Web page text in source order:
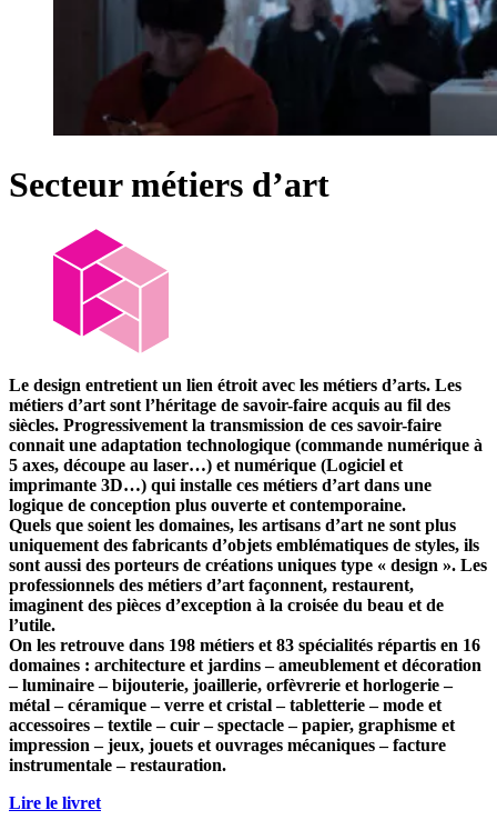
Secteur métiers d’art
Le design entretient un lien étroit avec les métiers d’arts. Les
métiers d’art sont l’héritage de savoir-faire acquis au fil des
siècles. Progressivement la transmission de ces savoir-faire
connait une adaptation technologique (commande numérique à
5 axes, découpe au laser…) et numérique (Logiciel et
imprimante 3D…) qui installe ces métiers d’art dans une
logique de conception plus ouverte et contemporaine.
Quels que soient les domaines, les artisans d’art ne sont plus
uniquement des fabricants d’objets emblématiques de styles, ils
sont aussi des porteurs de créations uniques type « design ». Les
professionnels des métiers d’art façonnent, restaurent,
imaginent des pièces d’exception à la croisée du beau et de
l’utile.
On les retrouve dans 198 métiers et 83 spécialités répartis en 16
domaines : architecture et jardins – ameublement et décoration
– luminaire – bijouterie, joaillerie, orfèvrerie et horlogerie –
métal – céramique – verre et cristal – tabletterie – mode et
accessoires – textile – cuir – spectacle – papier, graphisme et
impression – jeux, jouets et ouvrages mécaniques – facture
instrumentale – restauration.
Lire le livret